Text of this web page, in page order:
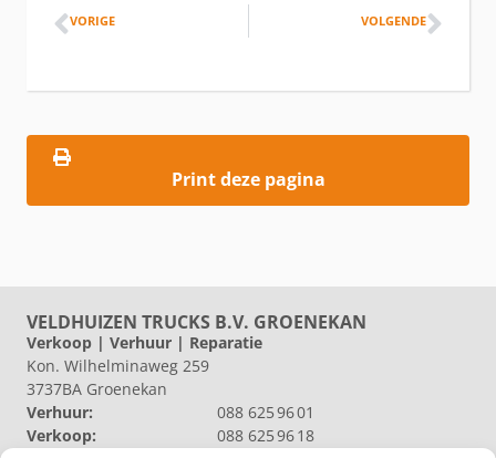
VOLGENDE
VORIGE
Print deze pagina
VELDHUIZEN TRUCKS B.V. GROENEKAN
Verkoop | Verhuur | Reparatie
Kon. Wilhelminaweg 259
3737BA Groenekan
Verhuur:
088 625 96 01
Verkoop:
088 625 96 18